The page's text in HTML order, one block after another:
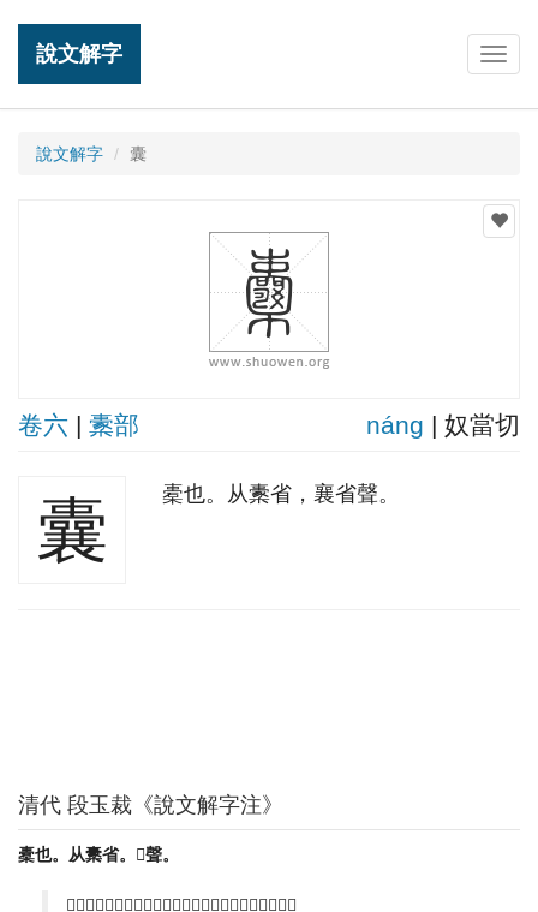
說文解字
說文解字 囊
卷六 | 㯻部 nánɡ | 奴當切
囊 橐也。从㯻省，襄省聲。
清代 段玉裁《說文解字注》
橐也。从㯻省。𤕦聲。
𤕦各本作襄省二字。淺人改也。今正。奴郎切。十部。